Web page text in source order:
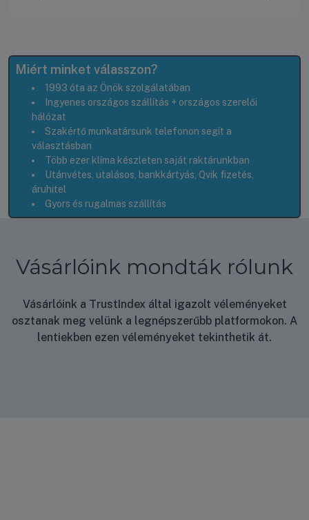
Miért minket válasszon?
1993 óta az Önök szolgálatában
Ingyenes országos szállítás + országos szerelői
hálózat
Szakértő munkatársunk telefonon segít a
választásban
Több ezer klíma készleten saját raktárunkban
Utánvétes, utalásos, bankkártyás, Qvik fizetés,
áruhitel
Gyors és rugalmas szállítás
Vásárlóink mondták rólunk
Vásárlóink a TrustIndex által igazolt véleményeket
osztanak meg velünk a legnépszerűbb platformokon. A
lentiekben ezen véleményeket tekinthetik át.